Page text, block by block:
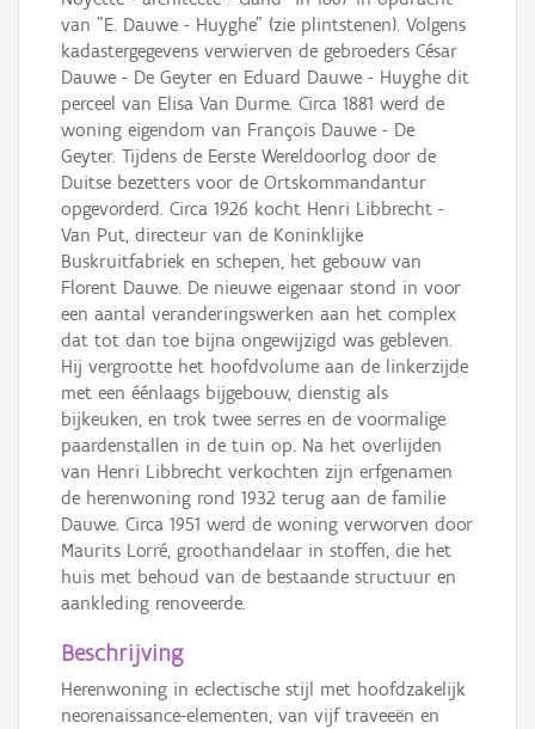
van "E. Dauwe - Huyghe" (zie plintstenen). Volgens
kadastergegevens verwierven de gebroeders César
Dauwe - De Geyter en Eduard Dauwe - Huyghe dit
perceel van Elisa Van Durme. Circa 1881 werd de
woning eigendom van François Dauwe - De
Geyter. Tijdens de Eerste Wereldoorlog door de
Duitse bezetters voor de Ortskommandantur
opgevorderd. Circa 1926 kocht Henri Libbrecht -
Van Put, directeur van de Koninklijke
Buskruitfabriek en schepen, het gebouw van
Florent Dauwe. De nieuwe eigenaar stond in voor
een aantal veranderingswerken aan het complex
dat tot dan toe bijna ongewijzigd was gebleven.
Hij vergrootte het hoofdvolume aan de linkerzijde
met een éénlaags bijgebouw, dienstig als
bijkeuken, en trok twee serres en de voormalige
paardenstallen in de tuin op. Na het overlijden
van Henri Libbrecht verkochten zijn erfgenamen
de herenwoning rond 1932 terug aan de familie
Dauwe. Circa 1951 werd de woning verworven door
Maurits Lorré, groothandelaar in stoffen, die het
huis met behoud van de bestaande structuur en
aankleding renoveerde.
Beschrijving
Herenwoning in eclectische stijl met hoofdzakelijk
neorenaissance-elementen, van vijf traveeën en